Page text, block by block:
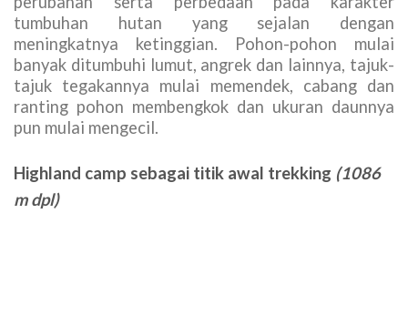
tumbuhan hutan yang sejalan dengan
meningkatnya ketinggian. Pohon-pohon mulai
banyak ditumbuhi lumut, angrek dan lainnya, tajuk-
tajuk tegakannya mulai memendek, cabang dan
ranting pohon membengkok dan ukuran daunnya
pun mulai mengecil.
Highland camp sebagai titik awal trekking (1086
m dpl)